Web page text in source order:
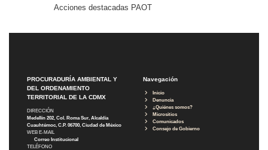
Acciones destacadas PAOT
PROCURADURÍA AMBIENTAL Y
DEL ORDENAMIENTO
TERRITORIAL DE LA CDMX
DIRECCIÓN
Medellín 202, Col. Roma Sur, Alcaldía
Cuauhtémoc, C.P. 06700, Ciudad de México
WEB E-MAIL
Correo Institucional
TELÉFONO
Navegación
Inicio
Denuncia
¿Quiénes somos?
Micrositios
Comunicados
Consejo de Gobierno